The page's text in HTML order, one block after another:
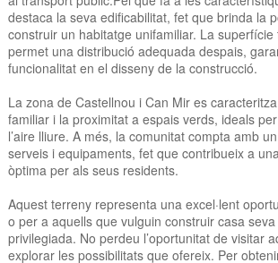
destaca la seva edificabilitat, fet que brinda la
construir un habitatge unifamiliar. La
permet una distribució adequada despais,
funcionalitat en el disseny de la construcció.
La zona de Castellnou i Can Mir es
familiar i la proximitat a espais verds, ideals
l’aire lliure. A més, la comunitat compta amb
serveis i equipaments, fet que contribueix a
òptima per als seus residents.
Aquest terreny representa una excel·lent
o per a aquells que vulguin construir casa
privilegiada. No perdeu l’oportunitat de visitar
explorar les possibilitats que ofereix. Per